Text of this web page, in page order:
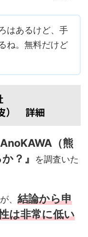
はあるけど、手
ね。無料だけど
） 詳細
（熊
？』
を調査いた
、 結論から申
は非常に低い